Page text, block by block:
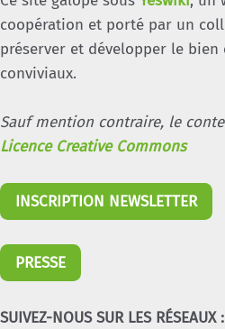
coopération et porté par un
préserver et développer le
conviviaux.
Sauf mention contraire, le
Licence Creative Commons
INSCRIPTION NEWSLETTER
PRESSE
SUIVEZ-NOUS SUR LES RÉSEAUX :